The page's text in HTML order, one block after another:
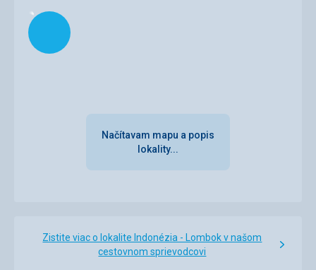
Načítam
Načítavam mapu a popis
lokality...
Zistite viac o lokalite Indonézia - Lombok v našom
cestovnom sprievodcovi